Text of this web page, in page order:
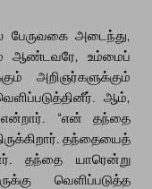
பேருவகை அடைந்து,
ஆண்டவரே, உம்மைப்
அறிஞர்களுக்கும்
ஆம்,
என்றார். “என் தந்தை
தந்தையைத்
தந்தை யாரென்று
வெளிப்படுத்த